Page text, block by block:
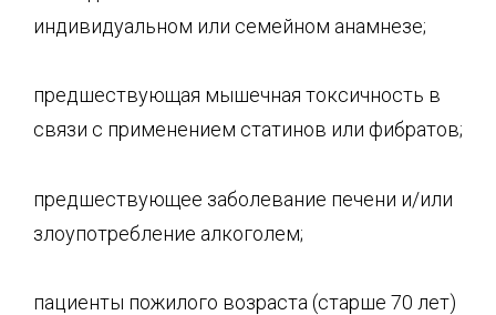
индивидуальном или семейном анамнезе;
предшествующая мышечная токсичность в
связи с применением статинов или фибратов;
предшествующее заболевание печени и/или
злоупотребление алкоголем;
пациенты пожилого возраста (старше 70 лет)